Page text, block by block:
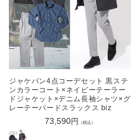
ジャケパン4点コーデセット 黒ステ
ンカラーコート×ネイビーテーラー
ドジャケット×デニム長袖シャツ×グ
レーテーパードスラックス biz
通
73,590円 （税込）